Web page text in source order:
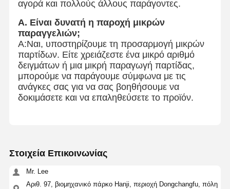
αγορά και πολλούς άλλους παράγοντες.
Α. Είναι δυνατή η παροχή μικρών
παραγγελιών;
Α:Ναι, υποστηρίζουμε τη προσαρμογή μικρών
παρτίδων. Είτε χρειάζεστε ένα μικρό αριθμό
δειγμάτων ή μια μικρή παραγωγή παρτίδας,
μπορούμε να παράγουμε σύμφωνα με τις
ανάγκες σας για να σας βοηθήσουμε να
δοκιμάσετε και να επαληθεύσετε το προϊόν.
Στοιχεία Επικοινωνίας
Mr. Lee
Αριθ. 97, βιομηχανικό πάρκο Hanji, περιοχή Dongchangfu, πόλη